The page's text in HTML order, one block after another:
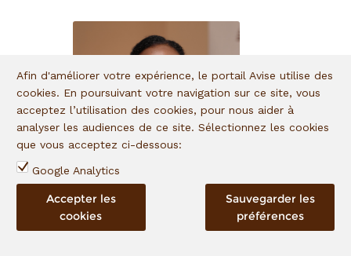
Chargée de suivi financier
Anitha Razafimalala
Chargée de suivi financier
Basée à Antananarivo -
Madagascar, Anitha
Razafimalala a rejoint I&P en
2024 en tant que Chargée
de suivi financier d'IPED.
Afin d'améliorer votre expérience, le portail Avise utilise des
cookies. En poursuivant votre navigation sur ce site, vous
acceptez l’utilisation des cookies, pour nous aider à
analyser les audiences de ce site. Sélectionnez les cookies
que vous acceptez ci-dessous:
Google Analytics
Sauvegarder les
préférences
Accepter les
cookies